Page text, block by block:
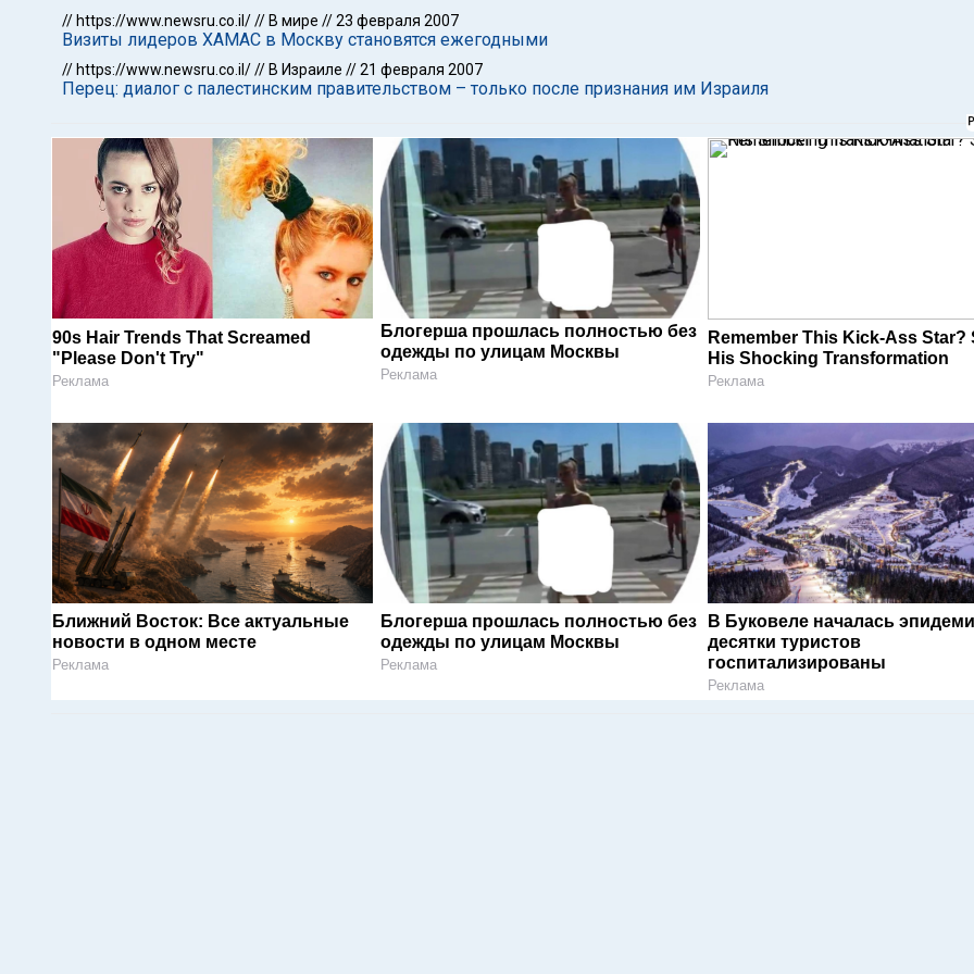
// https://www.newsru.co.il/// В мире //23 февраля 2007
Визиты лидеров ХАМАС в Москву становятся ежегодными
// https://www.newsru.co.il/// В Израиле //21 февраля 2007
Перец: диалог с палестинским правительством – только после признания им Израиля
90s Hair Trends That Screamed
"Please Don't Try"
Реклама
Блогерша прошлась полностью без
одежды по улицам Москвы
Реклама
Remember This Kick-Ass Star?
His Shocking Transformation
Реклама
Ближний Восток: Все актуальные
новости в одном месте
Реклама
Блогерша прошлась полностью без
одежды по улицам Москвы
Реклама
В Буковеле началась
десятки туристов
госпитализированы
Реклама